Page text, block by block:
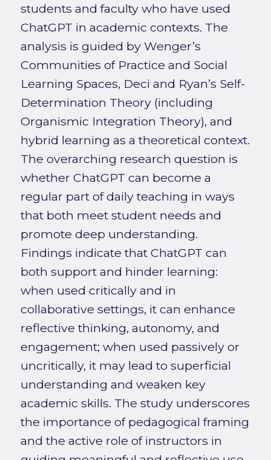
students and faculty who have used
ChatGPT in academic contexts. The
analysis is guided by Wenger’s
Communities of Practice and Social
Learning Spaces, Deci and Ryan’s Self-
Determination Theory (including
Organismic Integration Theory), and
hybrid learning as a theoretical context.
The overarching research question is
whether ChatGPT can become a
regular part of daily teaching in ways
that both meet student needs and
promote deep understanding.
Findings indicate that ChatGPT can
both support and hinder learning:
when used critically and in
collaborative settings, it can enhance
reflective thinking, autonomy, and
engagement; when used passively or
uncritically, it may lead to superficial
understanding and weaken key
academic skills. The study underscores
the importance of pedagogical framing
and the active role of instructors in